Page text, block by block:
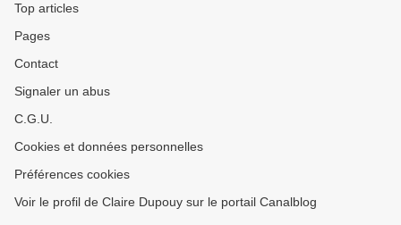
Top articles
Pages
Contact
Signaler un abus
C.G.U.
Cookies et données personnelles
Préférences cookies
Voir le profil de Claire Dupouy sur le portail Canalblog